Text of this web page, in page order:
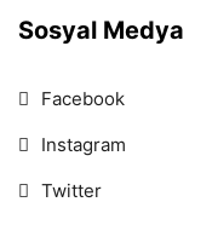
Sosyal Medya
Facebook
Instagram
Twitter